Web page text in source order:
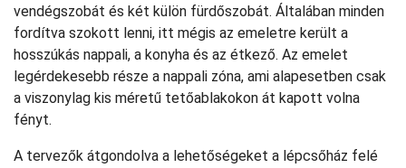
vendégszobát és két külön fürdőszobát. Általában minden
fordítva szokott lenni, itt mégis az emeletre került a
hosszúkás nappali, a konyha és az étkező. Az emelet
legérdekesebb része a nappali zóna, ami alapesetben csak
a viszonylag kis méretű tetőablakokon át kapott volna
fényt.
A tervezők átgondolva a lehetőségeket a lépcsőház felé